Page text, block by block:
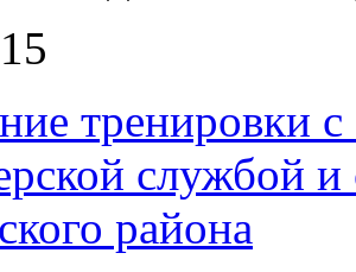
тренировки
службой
района